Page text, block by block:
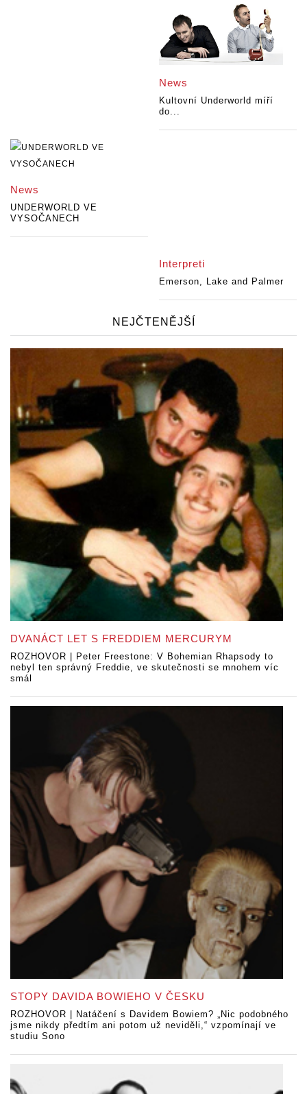
News
Kultovní Underworld míří
do...
News
UNDERWORLD VE
VYSOČANECH
Interpreti
Emerson, Lake and Palmer
NEJČTENĚJŠÍ
DVANÁCT LET S FREDDIEM MERCURYM
ROZHOVOR | Peter Freestone: V Bohemian Rhapsody to
nebyl ten správný Freddie, ve skutečnosti se mnohem víc
smál
STOPY DAVIDA BOWIEHO V ČESKU
ROZHOVOR | Natáčení s Davidem Bowiem? „Nic podobného
jsme nikdy předtím ani potom už neviděli,“ vzpomínají ve
studiu Sono